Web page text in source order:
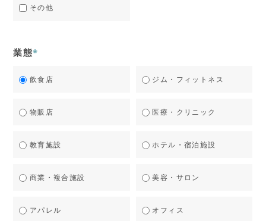
その他
業態*
飲食店 ジム・フィットネス
物販店 医療・クリニック
教育施設 ホテル・宿泊施設
商業・複合施設 美容・サロン
アパレル オフィス